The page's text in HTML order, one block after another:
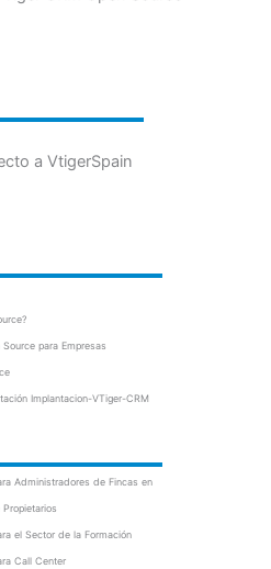
a VtigerSpain
para Empresas
Implantacion-VTiger-CRM
Administradores de Fincas en
el Sector de la Formación
Call Center